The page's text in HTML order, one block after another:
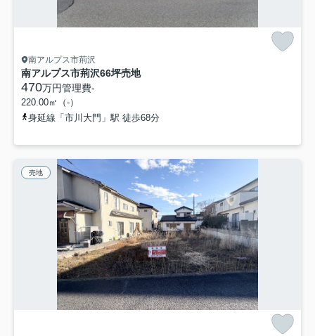
南アルプス市荊沢
南アルプス市荊沢66坪売地
470万円管理費-
220.00㎡（-）
身延線「市川大門」駅 徒歩68分
売地